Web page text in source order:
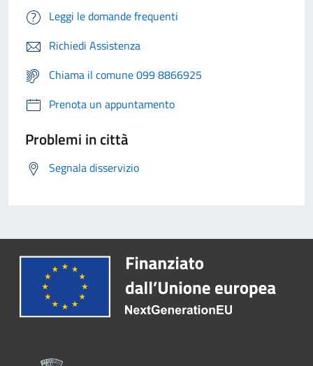
Leggi le domande frequenti
Richiedi Assistenza
Chiama il comune 099 8866925
Prenota un appuntamento
Problemi in città
Segnala disservizio